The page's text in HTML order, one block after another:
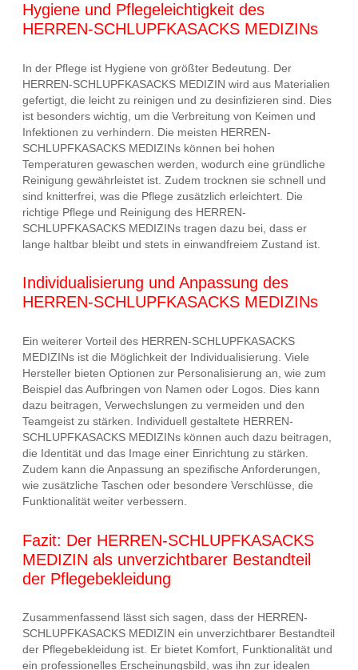
Hygiene und Pflegeleichtigkeit des
HERREN-SCHLUPFKASACKS MEDIZINs
In der Pflege ist Hygiene von größter Bedeutung. Der
HERREN-SCHLUPFKASACKS MEDIZIN wird aus Materialien
gefertigt, die leicht zu reinigen und zu desinfizieren sind. Dies
ist besonders wichtig, um die Verbreitung von Keimen und
Infektionen zu verhindern. Die meisten HERREN-
SCHLUPFKASACKS MEDIZINs können bei hohen
Temperaturen gewaschen werden, wodurch eine gründliche
Reinigung gewährleistet ist. Zudem trocknen sie schnell und
sind knitterfrei, was die Pflege zusätzlich erleichtert. Die
richtige Pflege und Reinigung des HERREN-
SCHLUPFKASACKS MEDIZINs tragen dazu bei, dass er
lange haltbar bleibt und stets in einwandfreiem Zustand ist.
Individualisierung und Anpassung des
HERREN-SCHLUPFKASACKS MEDIZINs
Ein weiterer Vorteil des HERREN-SCHLUPFKASACKS
MEDIZINs ist die Möglichkeit der Individualisierung. Viele
Hersteller bieten Optionen zur Personalisierung an, wie zum
Beispiel das Aufbringen von Namen oder Logos. Dies kann
dazu beitragen, Verwechslungen zu vermeiden und den
Teamgeist zu stärken. Individuell gestaltete HERREN-
SCHLUPFKASACKS MEDIZINs können auch dazu beitragen,
die Identität und das Image einer Einrichtung zu stärken.
Zudem kann die Anpassung an spezifische Anforderungen,
wie zusätzliche Taschen oder besondere Verschlüsse, die
Funktionalität weiter verbessern.
Fazit: Der HERREN-SCHLUPFKASACKS
MEDIZIN als unverzichtbarer Bestandteil
der Pflegebekleidung
Zusammenfassend lässt sich sagen, dass der HERREN-
SCHLUPFKASACKS MEDIZIN ein unverzichtbarer Bestandteil
der Pflegebekleidung ist. Er bietet Komfort, Funktionalität und
ein professionelles Erscheinungsbild, was ihn zur idealen